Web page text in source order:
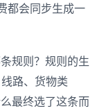
都会同步生成一
规则？规则的生
路、货物类
最终选了这条而